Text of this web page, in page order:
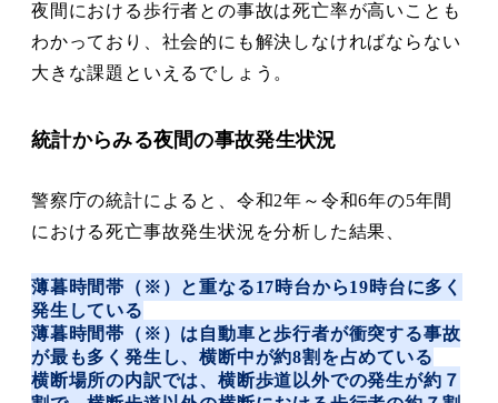
夜間における歩行者との事故は死亡率が高いことも
わかっており、社会的にも解決しなければならない
大きな課題といえるでしょう。
統計からみる夜間の事故発生状況
警察庁の統計によると、令和2年～令和6年の5年間
における死亡事故発生状況を分析した結果、
薄暮時間帯（※）と重なる17時台から19時台に多く
発生している
薄暮時間帯（※）は自動車と歩行者が衝突する事故
が最も多く発生し、横断中が約8割を占めている
横断場所の内訳では、横断歩道以外での発生が約７